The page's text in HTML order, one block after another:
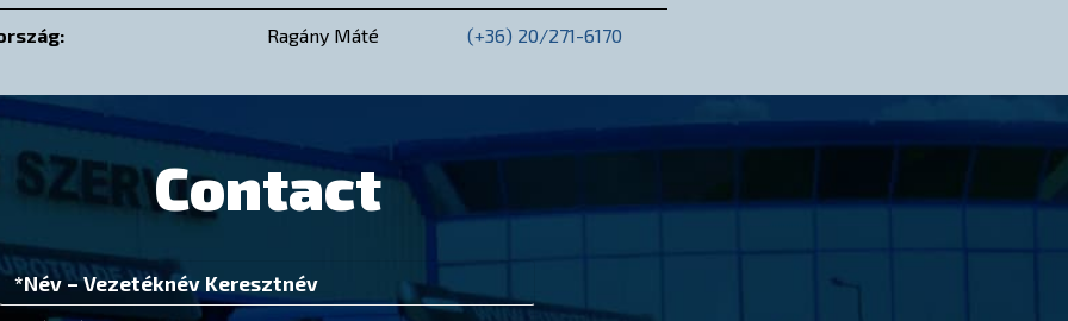
Ragány Máté (+36) 20/271-6170
Contact